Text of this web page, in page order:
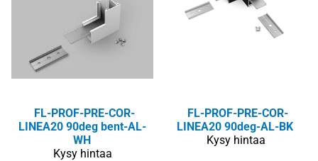
FL-PROF-PRE-COR-
LINEA20 90deg bent-AL-
WH
Kysy hintaa
FL-PROF-PRE-COR-
LINEA20 90deg-AL-BK
Kysy hintaa